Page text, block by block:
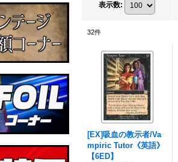
表示数:
32件
[EX]吸血の教示者/Va
mpiric Tutor《英語》
【6ED】